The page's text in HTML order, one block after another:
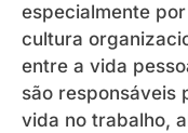
especialmente
cultura
entre a vida
são responsáveis
vida no trabalho,